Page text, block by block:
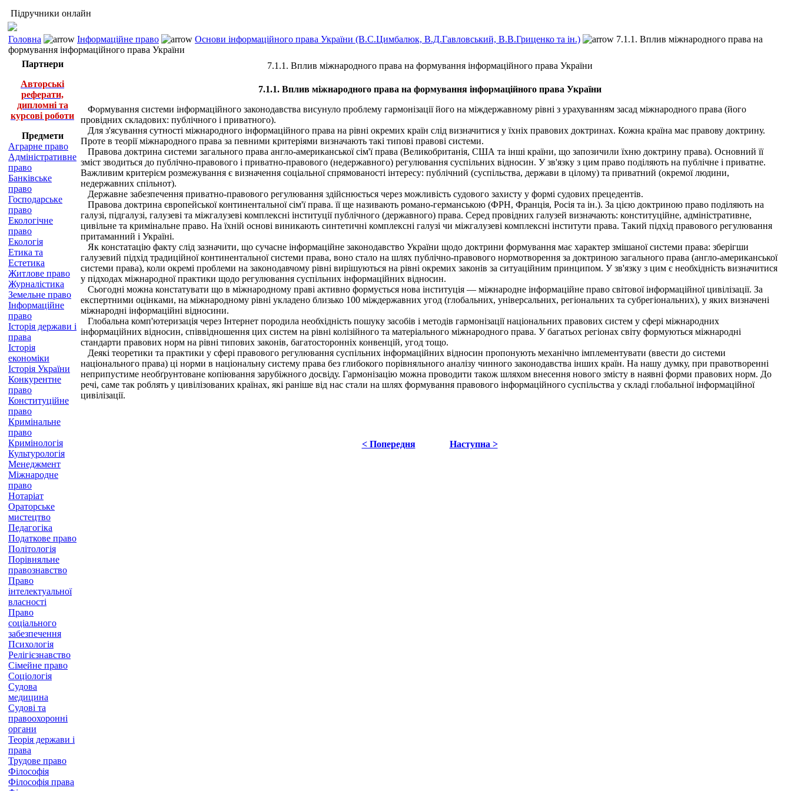
Підручники онлайн
Головна Інформаційне право Основи інформаційного права України (B.C.Цимбалюк, В.Д.Гавловський, В.В.Гриценко та ін.)
7.1.1. Вплив міжнародного права на
формування інформаційного права України
Партнери
Авторські
реферати,
дипломні та
курсові роботи
Предмети
Аграрне право
Адміністративне
право
Банківське
право
Господарське
право
Екологічне
право
Екологія
Етика та
Естетика
Житлове право
Журналістика
Земельне право
Інформаційне
право
Історія держави і
права
Історія
економіки
Історія України
Конкурентне
право
Конституційне
право
Кримінальне
право
Кримінологія
Культурологія
Менеджмент
Міжнародне
право
Нотаріат
Ораторське
мистецтво
Педагогіка
Податкове право
Політологія
Порівняльне
правознавство
Право
інтелектуальної
власності
Право
соціального
забезпечення
Психологія
Релігієзнавство
Сімейне право
Соціологія
Судова
медицина
Судові та
правоохоронні
органи
Теорія держави і
права
Трудове право
Філософія
Філософія права
7.1.1. Вплив міжнародного права на формування інформаційного права України
7.1.1. Вплив міжнародного права на формування інформаційного права України
Формування системи інформаційного законодавства висунуло проблему гармонізації його на міждержавному рівні з урахуванням засад міжнародного права (його
провідних складових: публічного і приватного).
Для з'ясування сутності міжнародного інформаційного права на рівні окремих країн слід визначитися у їхніх правових доктринах. Кожна країна має правову доктрину.
Проте в теорії міжнародного права за певними критеріями визначають такі типові правові системи.
Правова доктрина системи загального права англо-американської сім'ї права (Великобританія, США та інші країни, що запозичили їхню доктрину права). Основний її
зміст зводиться до публічно-правового і приватно-правового (недержавного) регулювання суспільних відносин. У зв'язку з цим право поділяють на публічне і приватне.
Важливим критерієм розмежування є визначення соціальної спрямованості інтересу: публічний (суспільства, держави в цілому) та приватний (окремої людини,
недержавних спільнот).
Державне забезпечення приватно-правового регулювання здійснюється через можливість судового захисту у формі судових прецедентів.
Правова доктрина європейської континентальної сім'ї права. її ще називають романо-германською (ФРН, Франція, Росія та ін.). За цією доктриною право поділяють на
галузі, підгалузі, галузеві та міжгалузеві комплексні інституції публічного (державного) права. Серед провідних галузей визначають: конституційне, адміністративне,
цивільне та кримінальне право. На їхній основі виникають синтетичні комплексні галузі чи міжгалузеві комплексні інститути права. Такий підхід правового регулювання
притаманний і Україні.
Як констатацію факту слід зазначити, що сучасне інформаційне законодавство України щодо доктрини формування має характер змішаної системи права: зберігши
галузевий підхід традиційної континентальної системи права, воно стало на шлях публічно-правового нормотворення за доктриною загального права (англо-американської
системи права), коли окремі проблеми на законодавчому рівні вирішуються на рівні окремих законів за ситуаційним принципом. У зв'язку з цим є необхідність визначитися
у підходах міжнародної практики щодо регулювання суспільних інформаційних відносин.
Сьогодні можна констатувати що в міжнародному праві активно формується нова інституція — міжнародне інформаційне право світової інформаційної цивілізації. За
експертними оцінками, на міжнародному рівні укладено близько 100 міждержавних угод (глобальних, універсальних, регіональних та субрегіональних), у яких визначені
міжнародні інформаційні відносини.
Глобальна комп'ютеризація через Інтернет породила необхідність пошуку засобів і методів гармонізації національних правових систем у сфері міжнародних
інформаційних відносин, співвідношення цих систем на рівні колізійного та матеріального міжнародного права. У багатьох регіонах світу формуються міжнародні
стандарти правових норм на рівні типових законів, багатосторонніх конвенцій, угод тощо.
Деякі теоретики та практики у сфері правового регулювання суспільних інформаційних відносин пропонують механічно імплементувати (ввести до системи
національного права) ці норми в національну систему права без глибокого порівняльного аналізу чинного законодавства інших країн. На нашу думку, при правотворенні
неприпустиме необґрунтоване копіювання зарубіжного досвіду. Гармонізацію можна проводити також шляхом внесення нового змісту в наявні форми правових норм. До
речі, саме так роблять у цивілізованих країнах, які раніше від нас стали на шлях формування правового інформаційного суспільства у складі глобальної інформаційної
цивілізації.
< Попередня Наступна >